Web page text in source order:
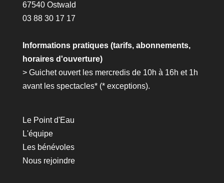
67540 Ostwald
03 88 30 17 17
Informations pratiques (tarifs, abonnements,
horaires d'ouverture)
> Guichet ouvert les mercredis de 10h à 16h et 1h
avant les spectacles* (* exceptions).
Le Point d'Eau
L'équipe
Les bénévoles
Nous rejoindre